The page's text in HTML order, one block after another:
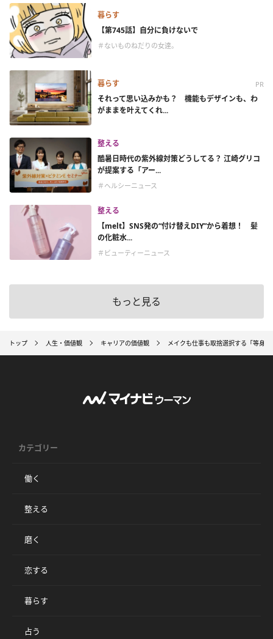
暮らす
【第745話】自分に負けないで
＃ないものねだりの女達。
暮らす PR
それって思い込みかも？ 機能もデザインも、わ
がままを叶えてくれ...
整える
酷暑日時代の紫外線対策どうしてる？ 江崎グリコ
が提案する「アー...
＃ヘルシーニュース
整える
【melt】SNS発の“付け替えDIY”から着想！ 髪
の化粧水...
＃ビューティーニュース
もっと見る
トップ 人生・価値観 キャリアの価値観 メイクも仕事も取捨選択する「等身
カテゴリー
働く
整える
磨く
恋する
暮らす
占う